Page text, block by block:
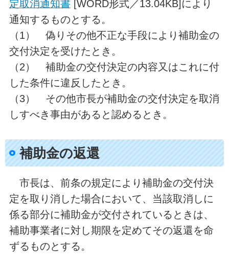
定取消通知書[WORD形式／13.04KB]により
通知するものとする。
（1） 偽りその他不正な手段により補助金の
交付決定を受けたとき。
（2） 補助金の交付決定の内容又はこれに付
した条件に違反したとき。
（3） その他市長が補助金の交付決定を取消
しすべき事由があると認めるとき。
補助金の返還
市長は、前条の規定により補助金の交付決
定を取り消した場合において、当該取消しに
係る部分に補助金が交付されているときは、
補助事業者に対し期限を定めてその返還を命
ずるものとする。